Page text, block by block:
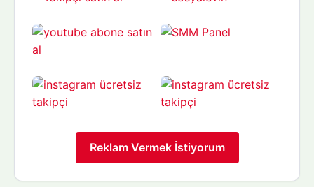
Reklam Vermek İstiyorum